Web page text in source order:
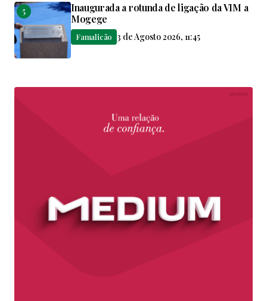
Inaugurada a rotunda de ligação da VIM a
Mogege
Famalicão 3 de Agosto 2026, 11:45